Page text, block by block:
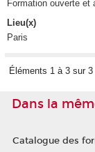
Formation ouverte et
Lieu(x)
Paris
Éléments 1 à 3 sur 3
Dans la
Catalogue des